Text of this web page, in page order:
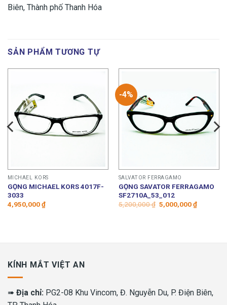
Biên, Thành phố Thanh Hóa
SẢN PHẨM TƯƠNG TỰ
MICHAEL KORS
GỌNG MICHAEL KORS 4017F-
3033
4,950,000₫
-4%
SALVATOR FERRAGAMO
GỌNG SAVATOR FERRAGAMO
SF2710A_53_012
5,200,000₫ Giá
gốc
5,000,000₫Giá
hiện
KÍNH MẮT VIỆT AN
➠ Địa chỉ: PG2-08 Khu Vincom, Đ. Nguyễn Du, P. Điện Biên,